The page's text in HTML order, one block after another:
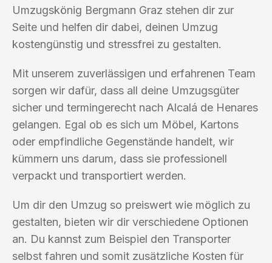
Umzugskönig Bergmann Graz stehen dir zur
Seite und helfen dir dabei, deinen Umzug
kostengünstig und stressfrei zu gestalten.
Mit unserem zuverlässigen und erfahrenen Team
sorgen wir dafür, dass all deine Umzugsgüter
sicher und termingerecht nach Alcalá de Henares
gelangen. Egal ob es sich um Möbel, Kartons
oder empfindliche Gegenstände handelt, wir
kümmern uns darum, dass sie professionell
verpackt und transportiert werden.
Um dir den Umzug so preiswert wie möglich zu
gestalten, bieten wir dir verschiedene Optionen
an. Du kannst zum Beispiel den Transporter
selbst fahren und somit zusätzliche Kosten für